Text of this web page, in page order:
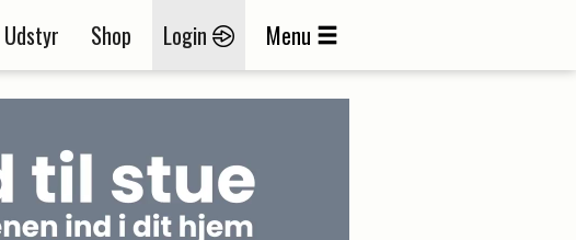
Udstyr Shop Login Menu